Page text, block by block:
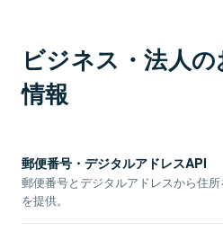
ビジネス・法人
情報
郵便番号・デジタルアドレスAPI
郵便番号とデジタルアドレスから住
を提供。